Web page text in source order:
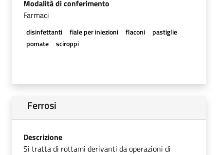
Modalità di conferimento
Farmaci
disinfettanti fiale per iniezioni flaconi
pastiglie
pomate
sciroppi
Ferrosi
Descrizione
Si tratta di rottami derivanti da operazioni di